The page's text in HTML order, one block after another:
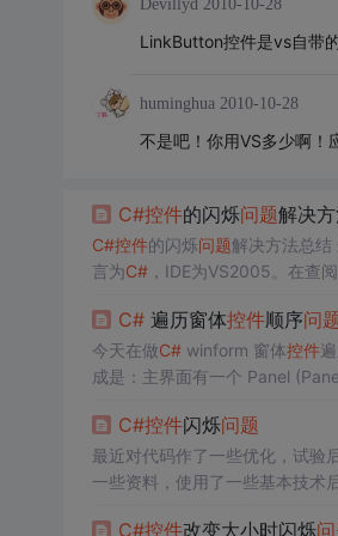
Devillyd 2010-10-28
LinkButton控件是vs自带
huminghua 2010-10-28
不是吧！你用VS多少啊！
C#控件的闪烁问题解决
C#控件的闪烁问题
言为C#，IDE为VS2005。在查阅一些资
每次更新，.Net底层都会更新重
C#遍历窗体控件顺序问
今天在做C#winform 窗体控件
成是：主界面有一个 Panel
C#控件闪烁问题
最近对代码作了一些优化，试验
一些资料，使用了一些基本技术
C#控件改变大小时闪烁